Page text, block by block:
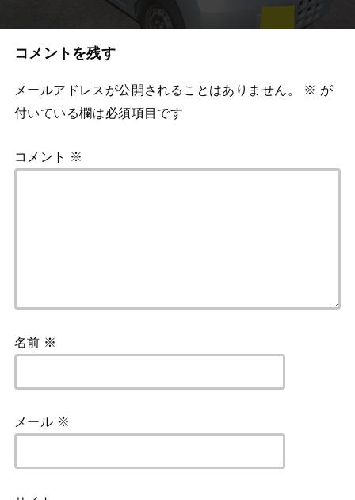
コメントを残す
メールアドレスが公開されることはありません。 ※ が
付いている欄は必須項目です
コメント ※
名前 ※
メール ※